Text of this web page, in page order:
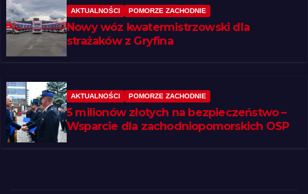
AKTUALNOŚCI POMORZE ZACHODNIE
Nowy wóz kwatermistrzowski dla
strażaków z Gryfina
AKTUALNOŚCI POMORZE ZACHODNIE
5 milionów złotych na bezpieczeństwo –
Wsparcie dla zachodniopomorskich OSP